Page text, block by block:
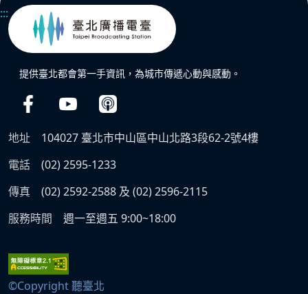
:::
提供臺北都會第一手資訊，為城市傳遞心動與感動。
地址
104027 臺北市中山區中山北路3段62-2號4樓
電話
(02) 2595-1233
傳真
(02) 2592-2588 及 (02) 2596-2115
服務時間
週一至週五 9:00~18:00
©Copyright 聽臺北